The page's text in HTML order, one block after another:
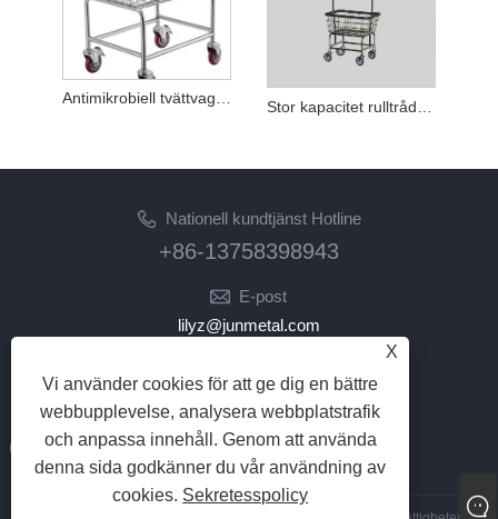
Nationell kundtjänst Hotline
+86-13758398943
E-post
lilyz@junmetal.com
FÖLJ OSS
X
Vi använder cookies för att ge dig en bättre
webbupplevelse, analysera webbplatstrafik
och anpassa innehåll. Genom att använda
denna sida godkänner du vår användning av
cookies. Sekretesspolicy